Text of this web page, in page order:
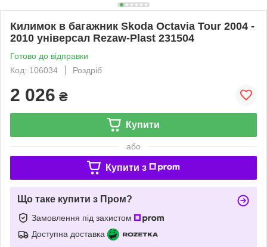
Килимок в багажник Skoda Octavia Tour 2004 -
2010 універсал Rezaw-Plast 231504
Готово до відправки
Код: 106034
Роздріб
2 026 ₴
Купити
або
Купити з
Що таке купити з Пром?
Замовлення під захистом
Доступна доставка